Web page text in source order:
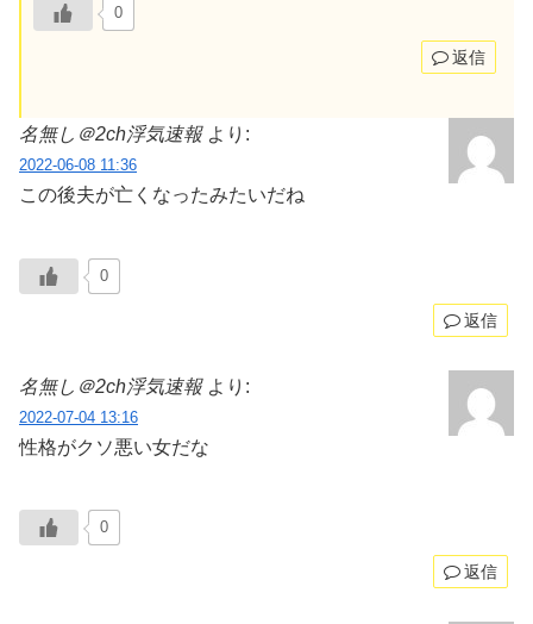
0
返信
名無し＠2ch浮気速報 より:
2022-06-08 11:36
この後夫が亡くなったみたいだね
0
返信
名無し＠2ch浮気速報 より:
2022-07-04 13:16
性格がクソ悪い女だな
0
返信